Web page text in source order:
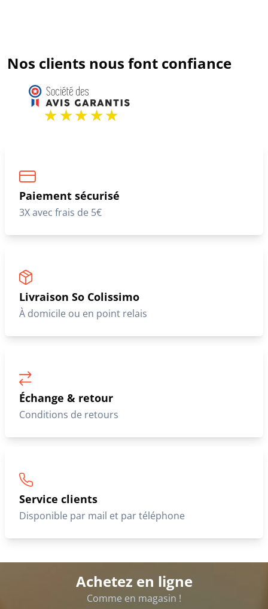
Nos clients nous font confiance
Paiement sécurisé
3X avec frais de 5€
Livraison So Colissimo
À domicile ou en point relais
Échange & retour
Conditions de retours
Service clients
Disponible par mail et par téléphone
Achetez en ligne
Comme en magasin !